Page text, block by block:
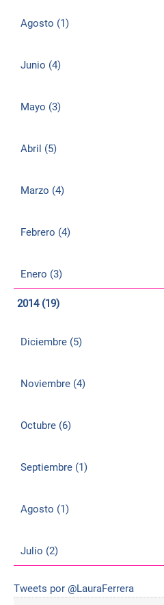
Agosto (1)
Junio (4)
Mayo (3)
Abril (5)
Marzo (4)
Febrero (4)
Enero (3)
2014 (19)
Diciembre (5)
Noviembre (4)
Octubre (6)
Septiembre (1)
Agosto (1)
Julio (2)
Tweets por @LauraFerrera